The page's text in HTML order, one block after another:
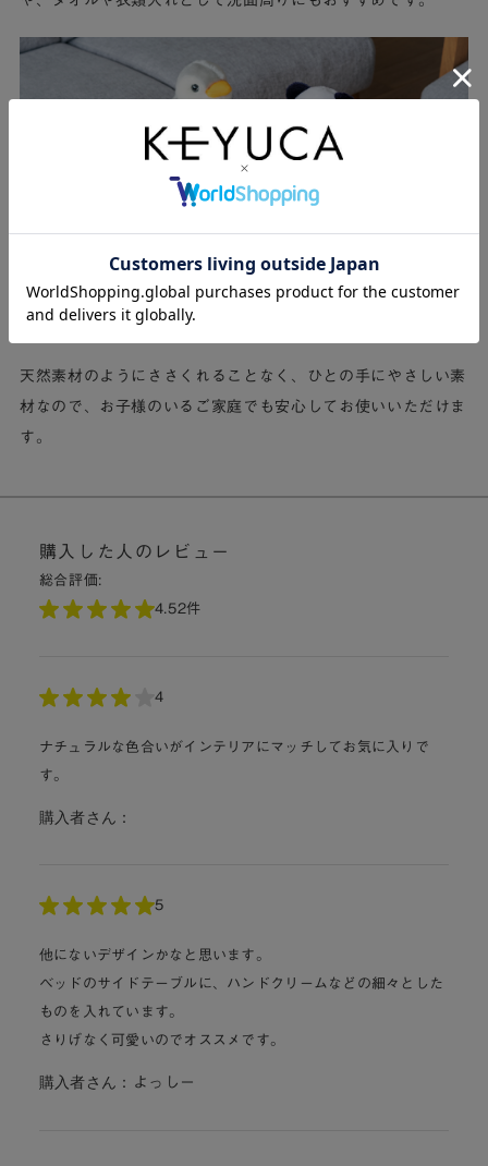
購入した人のレビュー
総合評価:
4.52件
4
ナチュラルな色合いがインテリアにマッチしてお気に入りで
す。
購入者さん：
5
他にないデザインかなと思います。
ベッドのサイドテーブルに、ハンドクリームなどの細々とした
ものを入れています。
さりげなく可愛いのでオススメです。
購入者さん： よっしー